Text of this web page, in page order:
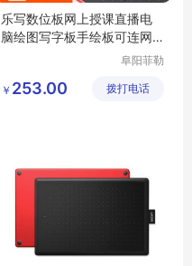
乐写数位板网上授课直播电
脑绘图写字板手绘板可连网
阜阳菲勒
公司
￥ 253.00 拨打电话